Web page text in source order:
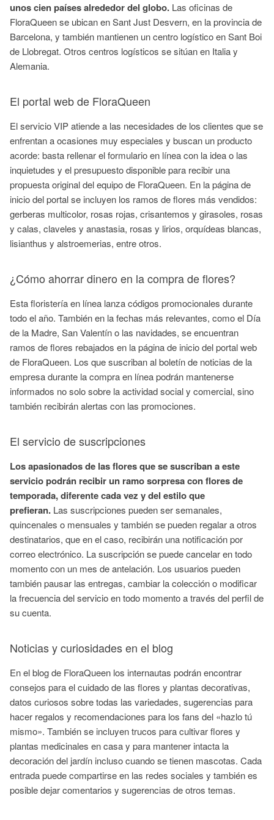
unos cien países alrededor del globo. Las oficinas de
FloraQueen se ubican en Sant Just Desvern, en la provincia de
Barcelona, y también mantienen un centro logístico en Sant Boi
de Llobregat. Otros centros logísticos se sitúan en Italia y
Alemania.
El portal web de FloraQueen
El servicio VIP atiende a las necesidades de los clientes que se
enfrentan a ocasiones muy especiales y buscan un producto
acorde: basta rellenar el formulario en línea con la idea o las
inquietudes y el presupuesto disponible para recibir una
propuesta original del equipo de FloraQueen. En la página de
inicio del portal se incluyen los ramos de flores más vendidos:
gerberas multicolor, rosas rojas, crisantemos y girasoles, rosas
y calas, claveles y anastasia, rosas y lirios, orquídeas blancas,
lisianthus y alstroemerias, entre otros.
¿Cómo ahorrar dinero en la compra de flores?
Esta floristería en línea lanza códigos promocionales durante
todo el año. También en la fechas más relevantes, como el Día
de la Madre, San Valentín o las navidades, se encuentran
ramos de flores rebajados en la página de inicio del portal web
de FloraQueen. Los que suscriban al boletín de noticias de la
empresa durante la compra en línea podrán mantenerse
informados no solo sobre la actividad social y comercial, sino
también recibirán alertas con las promociones.
El servicio de suscripciones
Los apasionados de las flores que se suscriban a este
servicio podrán recibir un ramo sorpresa con flores de
temporada, diferente cada vez y del estilo que
prefieran. Las suscripciones pueden ser semanales,
quincenales o mensuales y también se pueden regalar a otros
destinatarios, que en el caso, recibirán una notificación por
correo electrónico. La suscripción se puede cancelar en todo
momento con un mes de antelación. Los usuarios pueden
también pausar las entregas, cambiar la colección o modificar
la frecuencia del servicio en todo momento a través del perfil de
su cuenta.
Noticias y curiosidades en el blog
En el blog de FloraQueen los internautas podrán encontrar
consejos para el cuidado de las flores y plantas decorativas,
datos curiosos sobre todas las variedades, sugerencias para
hacer regalos y recomendaciones para los fans del «hazlo tú
mismo». También se incluyen trucos para cultivar flores y
plantas medicinales en casa y para mantener intacta la
decoración del jardín incluso cuando se tienen mascotas. Cada
entrada puede compartirse en las redes sociales y también es
posible dejar comentarios y sugerencias de otros temas.